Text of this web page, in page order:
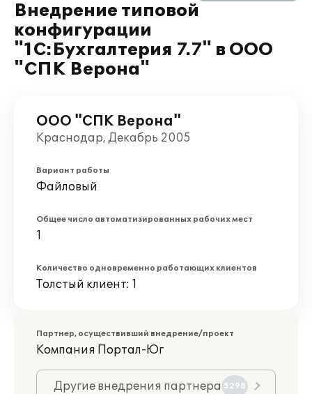
Внедрение типовой
конфигурации
"1С:Бухгалтерия 7.7" в ООО
"СПК Верона"
ООО "СПК Верона"
Краснодар, Декабрь 2005
Вариант работы
Файловый
Общее число автоматизированных рабочих мест
1
Количество одновременно работающих клиентов
Толстый клиент: 1
Партнер, осуществивший внедрение/проект
Компания Портал-Юг
Другие внедрения партнера 5298